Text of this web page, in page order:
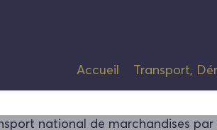
Accueil Transport,